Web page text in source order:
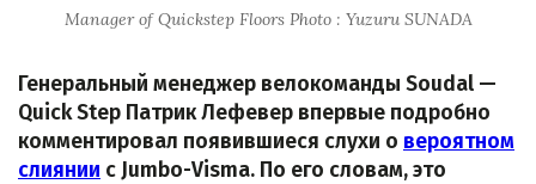
Manager of Quickstep Floors Photo : Yuzuru SUNADA
Генеральный менеджер велокоманды Soudal —
Quick Step Патрик Лефевер впервые подробно
комментировал появившиеся слухи о вероятном
слиянии с Jumbo-Visma. По его словам, это